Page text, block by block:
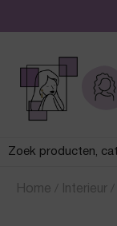
De leukste
Home / Interieur /